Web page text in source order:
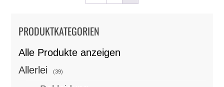
PRODUKTKATEGORIEN
Alle Produkte anzeigen
Allerlei
(39)